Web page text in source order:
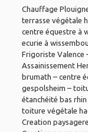
Chauffage
terrasse végétale
centre équestre à
ecurie à
Frigoriste Valence
Assainissement
brumath – centre
gespolsheim –
étanchéité bas rhin
toiture végétale
Creation